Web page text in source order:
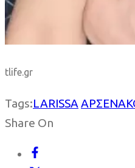
tlife.gr
Tags:LARISSA
Share On